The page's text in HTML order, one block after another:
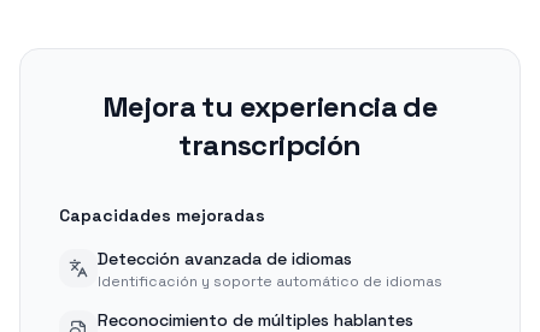
Mejora tu experiencia de
transcripción
Capacidades mejoradas
Detección avanzada de idiomas
Identificación y soporte automático de idiomas
Reconocimiento de múltiples hablantes